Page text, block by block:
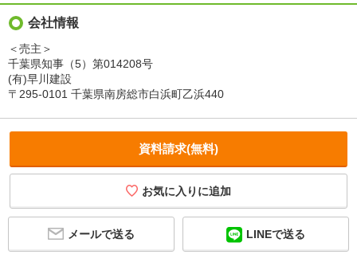
会社情報
＜売主＞
千葉県知事（5）第014208号
(有)早川建設
〒295-0101 千葉県南房総市白浜町乙浜440
資料請求(無料)
メールで送る LINEで送る